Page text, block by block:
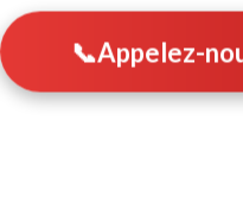
📞Appelez-